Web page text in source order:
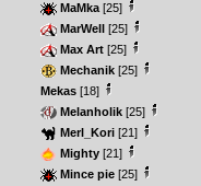
MaMka [25]
MarWell [25]
Max Art [25]
Mechanik [25]
Mekas [18]
Melanholik [25]
Merl_Kori [21]
Mighty [21]
Mince pie [25]